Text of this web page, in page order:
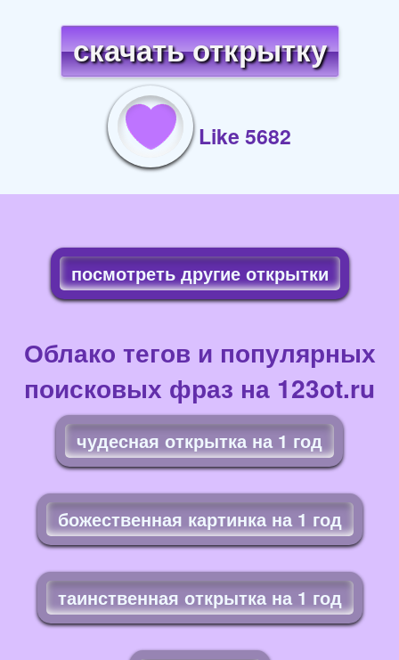
скачать открытку
Like 5682
посмотреть другие открытки
Облако тегов и популярных
поисковых фраз на 123ot.ru
чудесная открытка на 1 год
божественная картинка на 1 год
таинственная открытка на 1 год